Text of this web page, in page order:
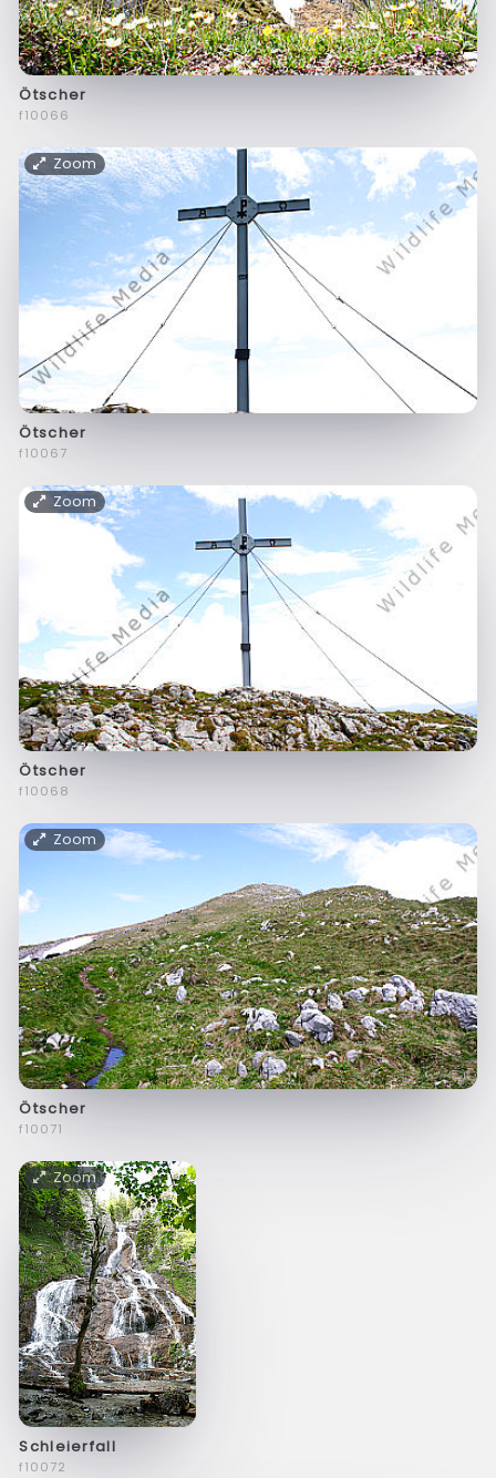
Ötscher
f10066
Zoom
Ötscher
f10067
Zoom
Ötscher
f10068
Zoom
Ötscher
f10071
Zoom
Schleierfall
f10072